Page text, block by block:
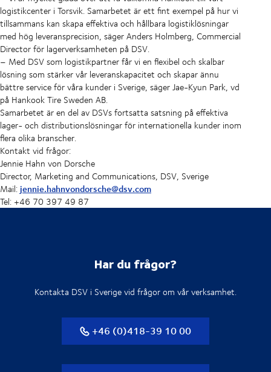
logistikcenter i Torsvik. Samarbetet är ett fint exempel på hur vi
tillsammans kan skapa effektiva och hållbara logistiklösningar
med hög leveransprecision, säger Anders Holmberg, Commercial
Director för lagerverksamheten på DSV.
– Med DSV som logistikpartner får vi en flexibel och skalbar
lösning som stärker vår leveranskapacitet och skapar ännu
bättre service för våra kunder i Sverige, säger Jae-Kyun Park, vd
på Hankook Tire Sweden AB.
Samarbetet är en del av DSVs fortsatta satsning på effektiva
lager- och distributionslösningar för internationella kunder inom
flera olika branscher.
Kontakt vid frågor:
Jennie Hahn von Dorsche
Director, Marketing and Communications, DSV, Sverige
Mail: jennie.hahnvondorsche@dsv.com
Tel: +46 70 397 49 87
Har du frågor?
Kontakta DSV i Sverige vid frågor om vår verksamhet.
+46 (0)418-39 10 00